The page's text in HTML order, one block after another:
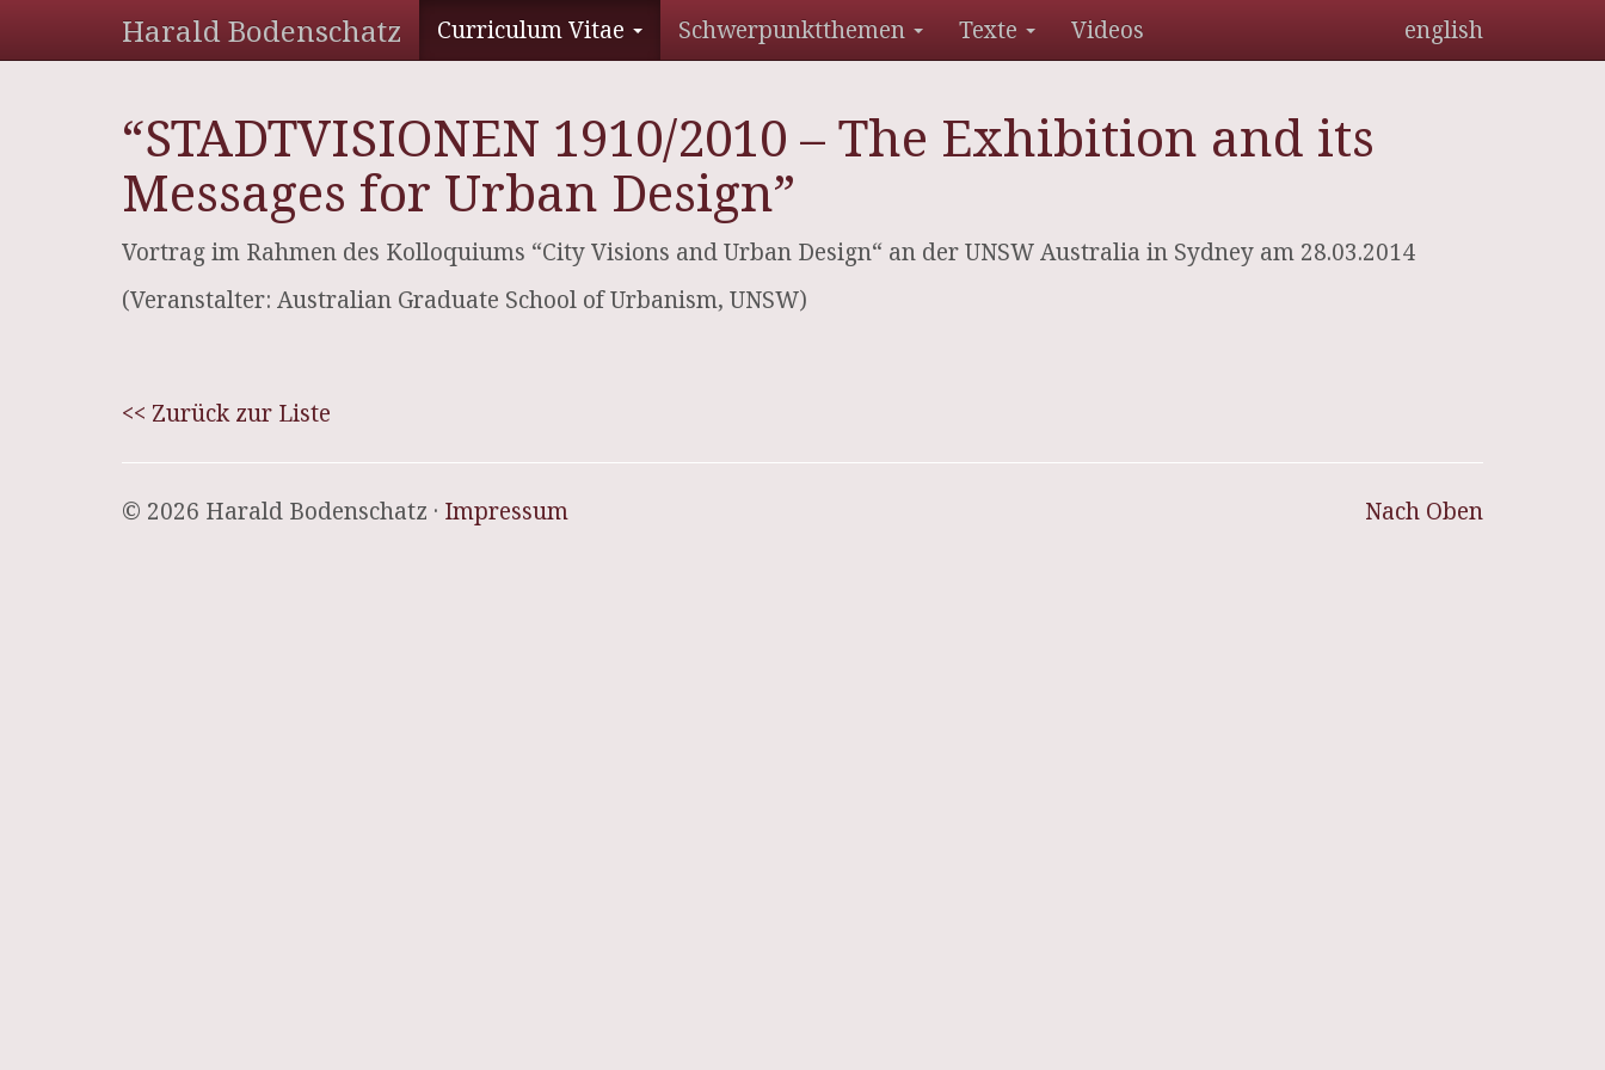
Harald Bodenschatz Curriculum Vitae Schwerpunktthemen Texte Videos english
“STADTVISIONEN 1910/2010 – The Exhibition and its
Messages for Urban Design”
Vortrag im Rahmen des Kolloquiums “City Visions and Urban Design“ an der UNSW Australia in Sydney am 28.03.2014
(Veranstalter: Australian Graduate School of Urbanism, UNSW)
<< Zurück zur Liste
Nach Oben
© 2026 Harald Bodenschatz · Impressum